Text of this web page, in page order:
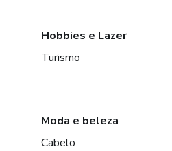
Hobbies e Lazer
Turismo
Moda e beleza
Cabelo